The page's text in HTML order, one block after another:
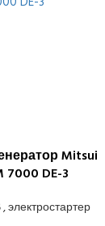
Mitsui
7000 DE-3
электростартер